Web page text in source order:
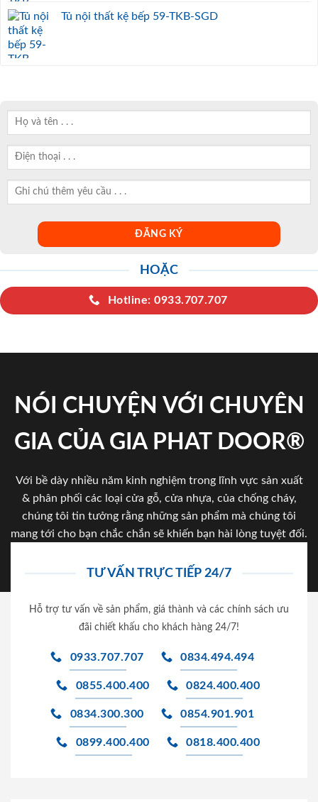
Tủ nội thất kệ bếp 59-TKB-SGD
HOẶC
Hotline: 0933.707.707
NÓI CHUYỆN VỚI CHUYÊN
GIA CỦA GIA PHAT DOOR®
Với bề dày nhiều năm kinh nghiệm trong lĩnh vực sản xuất
& phân phối các loại cửa gỗ, cửa nhựa, của chống cháy,
chúng tôi tin tưởng rằng những sản phẩm mà chúng tôi
mang tới cho bạn chắc chắn sẽ khiến bạn hài lòng tuyệt đối.
TƯ VẤN TRỰC TIẾP 24/7
Hỗ trợ tư vấn về sản phẩm, giá thành và các chính sách ưu
đãi chiết khấu cho khách hàng 24/7!
0933.707.707 0834.494.494
0855.400.400 0824.400.400
0834.300.300 0854.901.901
0899.400.400 0818.400.400